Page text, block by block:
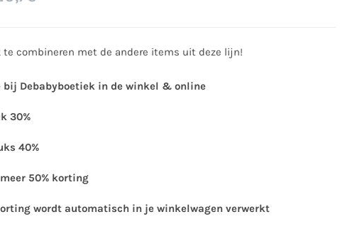
te combineren met de andere items uit deze lijn!
bij Debabyboetiek in de winkel & online
30%
40%
50% korting
wordt automatisch in je winkelwagen verwerkt